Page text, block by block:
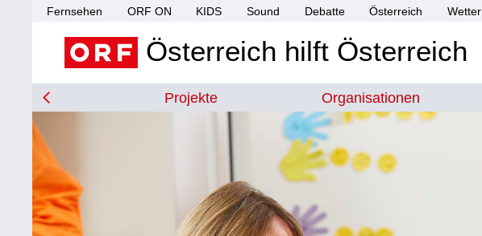
Fernsehen ORF ON KIDS Sound Debatte Österreich Wetter
Österreich hilft Österreich
Projekte Organisationen